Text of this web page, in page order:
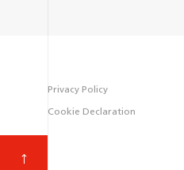
Privacy Policy
Cookie Declaration